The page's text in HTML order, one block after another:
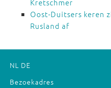
Kretschmer
Oost-Duitsers keren
Rusland af
NL DE
Bezoekadres